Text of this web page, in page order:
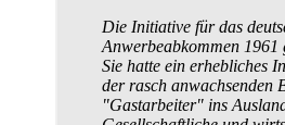
Die Initiative für das
Anwerbeabkommen
Sie hatte ein erhebliches
der rasch anwachsenden
"Gastarbeiter" ins